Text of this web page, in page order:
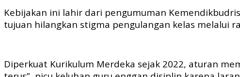
Kebijakan ini lahir dari pengumuman
tujuan hilangkan stigma pengulangan kelas
Diperkuat Kurikulum Merdeka sejak 2022, aturan